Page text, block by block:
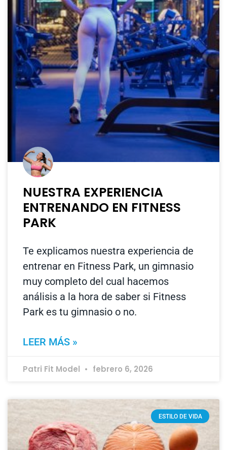
NUESTRA EXPERIENCIA
ENTRENANDO EN FITNESS
PARK
Te explicamos nuestra experiencia de
entrenar en Fitness Park, un gimnasio
muy completo del cual hacemos
análisis a la hora de saber si Fitness
Park es tu gimnasio o no.
LEER MÁS »
Patri Fit Model febrero 6, 2026
ESTILO DE VIDA